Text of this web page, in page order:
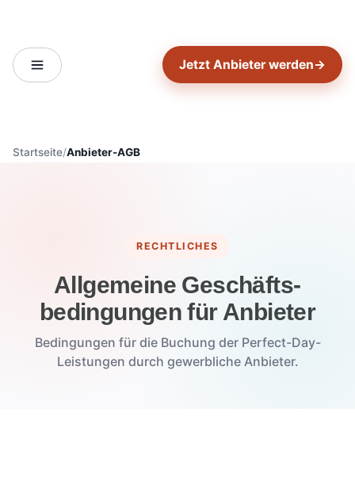
Jetzt Anbieter werden→
Startseite Anbieter-AGB
RECHTLICHES
Allgemeine Geschäfts­
bedingungen für Anbieter
Bedingungen für die Buchung der Perfect-Day-
Leistungen durch gewerbliche Anbieter.